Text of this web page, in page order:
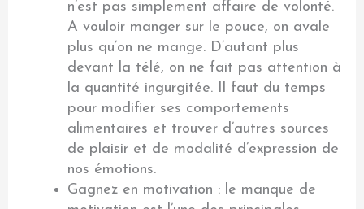
n’est pas simplement affaire de volonté.
A vouloir manger sur le pouce, on avale
plus qu’on ne mange. D’autant plus
devant la télé, on ne fait pas attention à
la quantité ingurgitée. Il faut du temps
pour modifier ses comportements
alimentaires et trouver d’autres sources
de plaisir et de modalité d’expression de
nos émotions.
Gagnez en motivation : le manque de